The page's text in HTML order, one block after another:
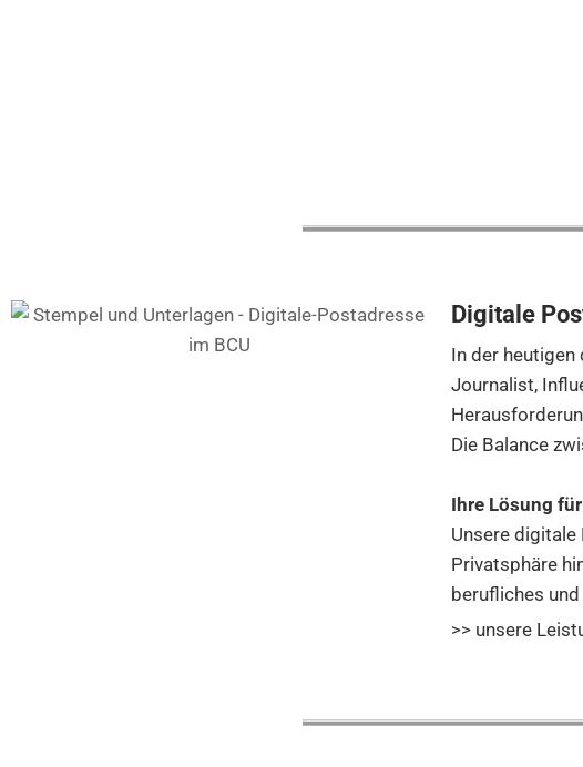
Digitale
In der heutigen
Journalist,
Die Balance
Ihre Lösung
Unsere
Privatsphäre
berufliches
>> unsere